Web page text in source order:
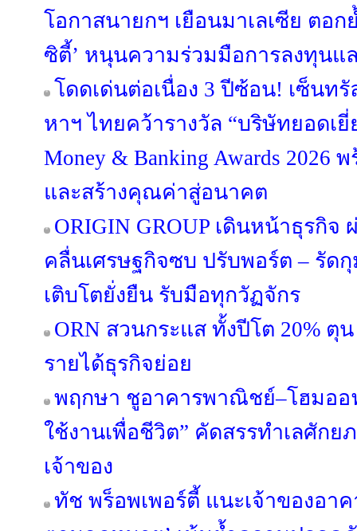
โอกาสนายกฯ เยือนมาเลเซีย ตอ
ซิตี้’ หนุนความร่วมมือการลงทุนแ
โดดเด่นต่อเนื่อง 3 ปีซ้อน! เซ็นท
หาฯ ไทยคว้ารางวัล “บริษัทยอดเ
Money & Banking Awards 2026
และสร้างคุณค่าสู่อนาคต
ORIGIN GROUP เดินหน้าธุรกิจ
คลื่นเศรษฐกิจซบ ปรับพอร์ต – รัด
เติบโตยั่งยืน รับมือทุกวัฏจักร
ORN สวนกระแส ทั้งปีโต 20% ตุ
รายได้ธุรกิจย่อย
พฤกษา ชูอาคารพาณิชย์–โฮมออ
ใช้งานเพื่อชีวิต” คัดสรรทำเลศักย
เจ้าของ
ทัช พร็อพเพอร์ตี้ แนะเจ้าของอา